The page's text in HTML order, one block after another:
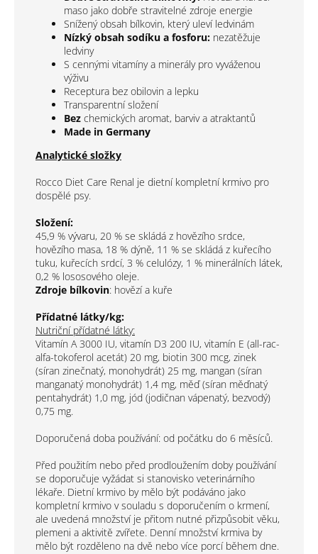
maso jako dobře stravitelné zdroje energie
Snížený obsah bílkovin, který uleví ledvinám
Nízký obsah sodíku a fosforu: nezatěžuje
ledviny
S cennými vitamíny a minerály pro vyváženou
výživu
Receptura bez obilovin a lepku
Transparentní složení
Bez chemických aromat, barviv a atraktantů
Made in Germany
Analytické složky
Rocco Diet Care Renal je dietní kompletní krmivo pro
dospělé psy.
Složení:
45,9 % vývaru, 20 % se skládá z hovězího srdce,
hovězího masa, 18 % dýně, 11 % se skládá z kuřecího
tuku, kuřecích srdcí, 3 % celulózy, 1 % minerálních látek,
0,2 % lososového oleje.
Zdroje bílkovin: hovězí a kuře
Přídatné látky/kg:
Nutriční přídatné látky:
Vitamín A 3000 IU, vitamín D3 200 IU, vitamín E (all-rac-
alfa-tokoferol acetát) 20 mg, biotin 300 mcg, zinek
(síran zinečnatý, monohydrát) 25 mg, mangan (síran
manganatý monohydrát) 1,4 mg, měď (síran měďnatý
pentahydrát) 1,0 mg, jód (jodičnan vápenatý, bezvodý)
0,75 mg.
Doporučená doba používání: od počátku do 6 měsíců.
Před použitím nebo před prodloužením doby používání
se doporučuje vyžádat si stanovisko veterinárního
lékaře. Dietní krmivo by mělo být podáváno jako
kompletní krmivo v souladu s doporučením o krmení,
ale uvedená množství je přitom nutné přizpůsobit věku,
plemeni a aktivitě zvířete. Denní množství krmiva by
mělo být rozděleno na dvě nebo více porcí během dne.